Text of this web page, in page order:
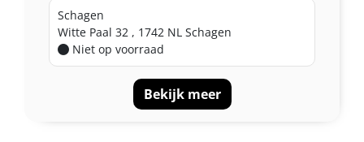
Schagen
Witte Paal 32 , 1742 NL Schagen
Niet op voorraad
Bekijk meer